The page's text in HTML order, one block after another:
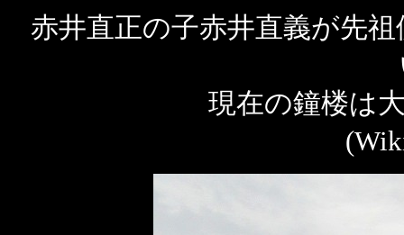
赤井直正の子赤井直義が先
現在の鐘楼は